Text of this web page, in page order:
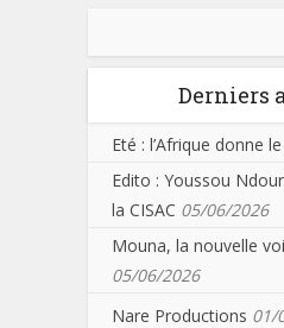
Derniers
Eté : l’Afrique donne
Edito : Youssou
la CISAC 05/06/2026
Mouna, la nouvelle
05/06/2026
Nare Productions 01/